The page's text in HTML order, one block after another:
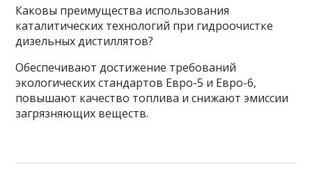
Каковы преимущества использования
каталитических технологий при гидроочистке
дизельных дистиллятов?
Обеспечивают достижение требований
экологических стандартов Евро-5 и Евро-6,
повышают качество топлива и снижают эмиссии
загрязняющих веществ.